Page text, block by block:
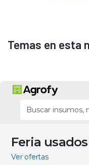
Temas en esta
Feria
Ver ofertas